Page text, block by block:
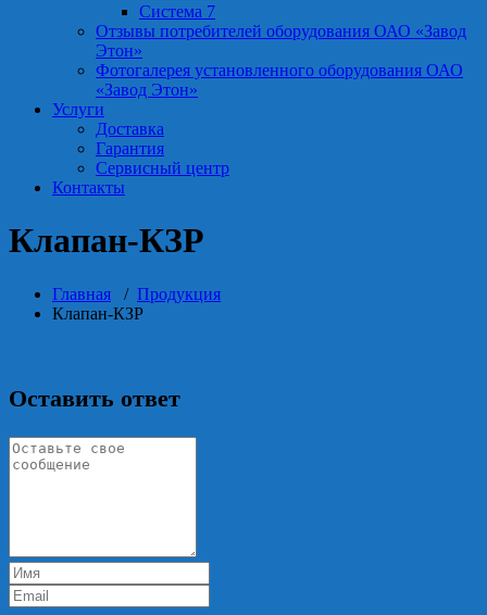
Система 7
Отзывы потребителей оборудования ОАО «Завод
Этон»
Фотогалерея установленного оборудования ОАО
«Завод Этон»
Услуги
Доставка
Гарантия
Сервисный центр
Контакты
Клапан-КЗР
Главная / Продукция
Клапан-КЗР
Оставить ответ